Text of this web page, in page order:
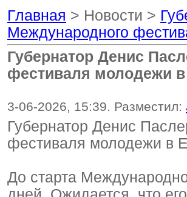
Главная > Новости >
Международного
Губернатор Денис
фестиваля молодежи в
3-06-2026, 15:39. Разместил:
Губернатор Денис
фестиваля молодежи в
До старта